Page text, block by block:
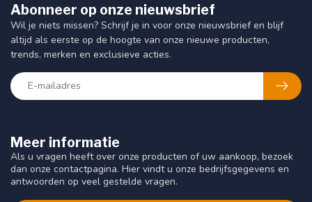
Meer informatie
Als u vragen heeft over onze producten of uw aankoop, bezoek
dan onze contactpagina. Hier vindt u onze bedrijfsgegevens en
antwoorden op veel gestelde vragen.
Abonneer op onze nieuwsbrief
Wil je niets missen? Schrijf je in voor onze nieuwsbrief en blijf
altijd als eerste op de hoogte van onze nieuwe producten,
trends, merken en exclusieve acties.